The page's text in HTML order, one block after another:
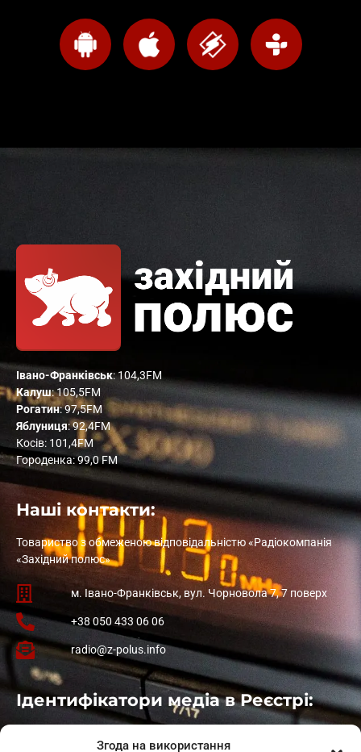
Згода на використання
Івано-Франківськ: 104,3FM
Калуш: 105,5FM
Рогатин: 97,5FM
Яблуниця: 92,4FM
Косів: 101,4FM
Городенка: 99,0 FM
Наші контакти:
Товариство з обмеженою відповідальністю «Радіокомпанія
«Західний полюс»
м. Івано-Франківськ, вул. Чорновола 7, 7 поверх
+38 050 433 06 06
radio@z-polus.info
Ідентифікатори медіа в Реєстрі:
: L11-01410